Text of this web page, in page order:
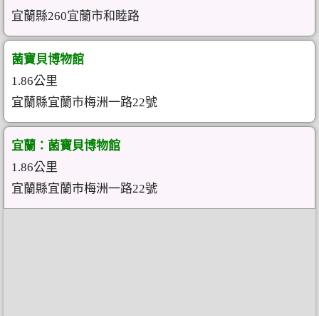
宜蘭縣260宜蘭市和睦路
菌寶貝博物館
1.86公里
宜蘭縣宜蘭市梅洲一路22號
宜蘭：菌寶貝博物館
1.86公里
宜蘭縣宜蘭市梅洲一路22號